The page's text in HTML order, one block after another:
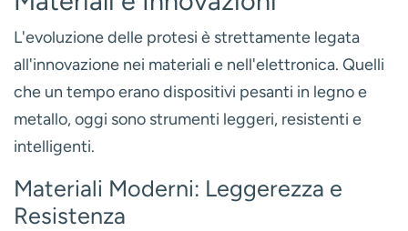
L'evoluzione delle protesi è strettamente legata
all'innovazione nei materiali e nell'elettronica. Quelli
che un tempo erano dispositivi pesanti in legno e
metallo, oggi sono strumenti leggeri, resistenti e
intelligenti.
Materiali Moderni: Leggerezza e
Resistenza